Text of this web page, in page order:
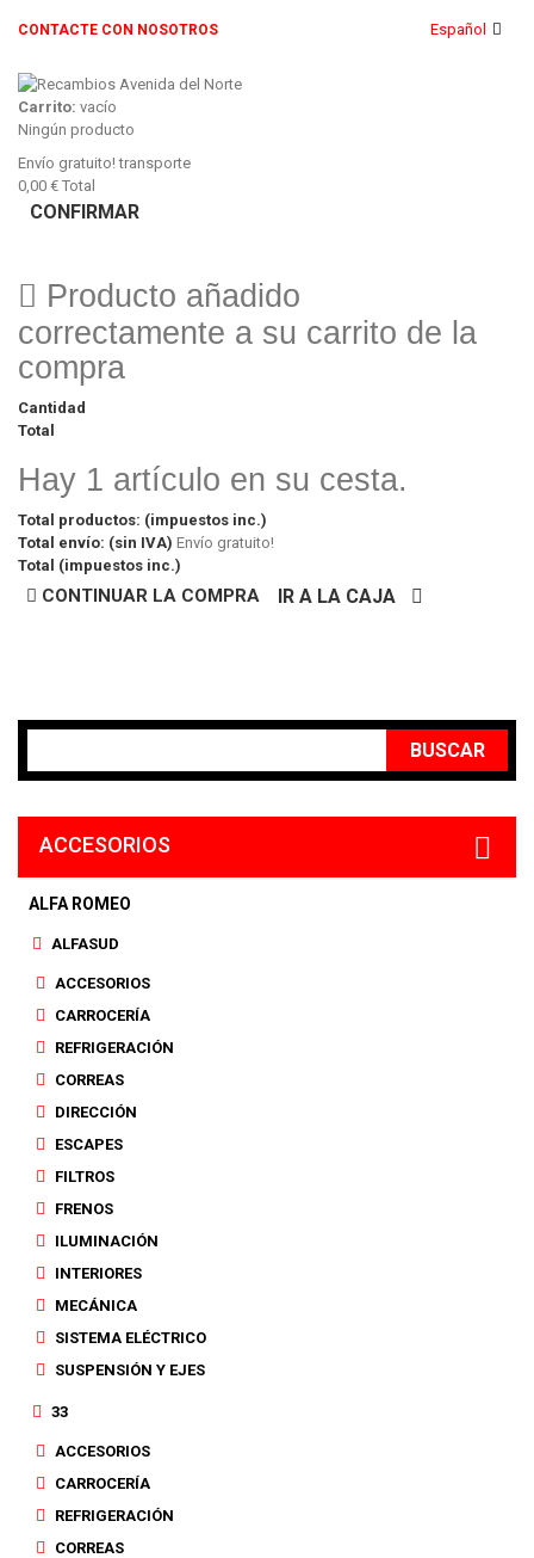
Español
CONTACTE CON NOSOTROS
Carrito: vacío
Ningún producto
Envío gratuito!transporte
0,00 € Total
CONFIRMAR
Producto añadido
correctamente a su carrito de la
compra
Cantidad
Total
Hay 1 artículo en su cesta.
Total productos: (impuestos inc.)
Total envío: (sin IVA) Envío gratuito!
Total (impuestos inc.)
CONTINUAR LA COMPRA IR A LA CAJA
BUSCAR
ACCESORIOS
ALFA ROMEO
ALFASUD
ACCESORIOS
CARROCERÍA
REFRIGERACIÓN
CORREAS
DIRECCIÓN
ESCAPES
FILTROS
FRENOS
ILUMINACIÓN
INTERIORES
MECÁNICA
SISTEMA ELÉCTRICO
SUSPENSIÓN Y EJES
33
ACCESORIOS
CARROCERÍA
REFRIGERACIÓN
CORREAS